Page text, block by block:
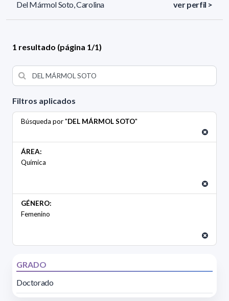
Filtros aplicados
Búsqueda por "DEL MÁRMOL SOTO"
ÁREA:
Química
GÉNERO:
Femenino
GRADO
Doctorado
Del Mármol Soto, Carolina ver perfil >
1 resultado (página 1/1)